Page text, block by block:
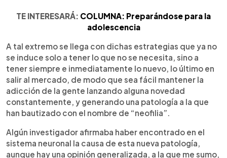
TE INTERESARÁ: COLUMNA: Preparándose para la
adolescencia
A tal extremo se llega con dichas estrategias que ya no
se induce solo a tener lo que no se necesita, sino a
tener siempre e inmediatamente lo nuevo, lo último en
salir al mercado, de modo que sea fácil mantener la
adicción de la gente lanzando alguna novedad
constantemente, y generando una patología a la que
han bautizado con el nombre de “neofilia”.
Algún investigador afirmaba haber encontrado en el
sistema neuronal la causa de esta nueva patología,
aunque hay una opinión generalizada, a la que me sumo,